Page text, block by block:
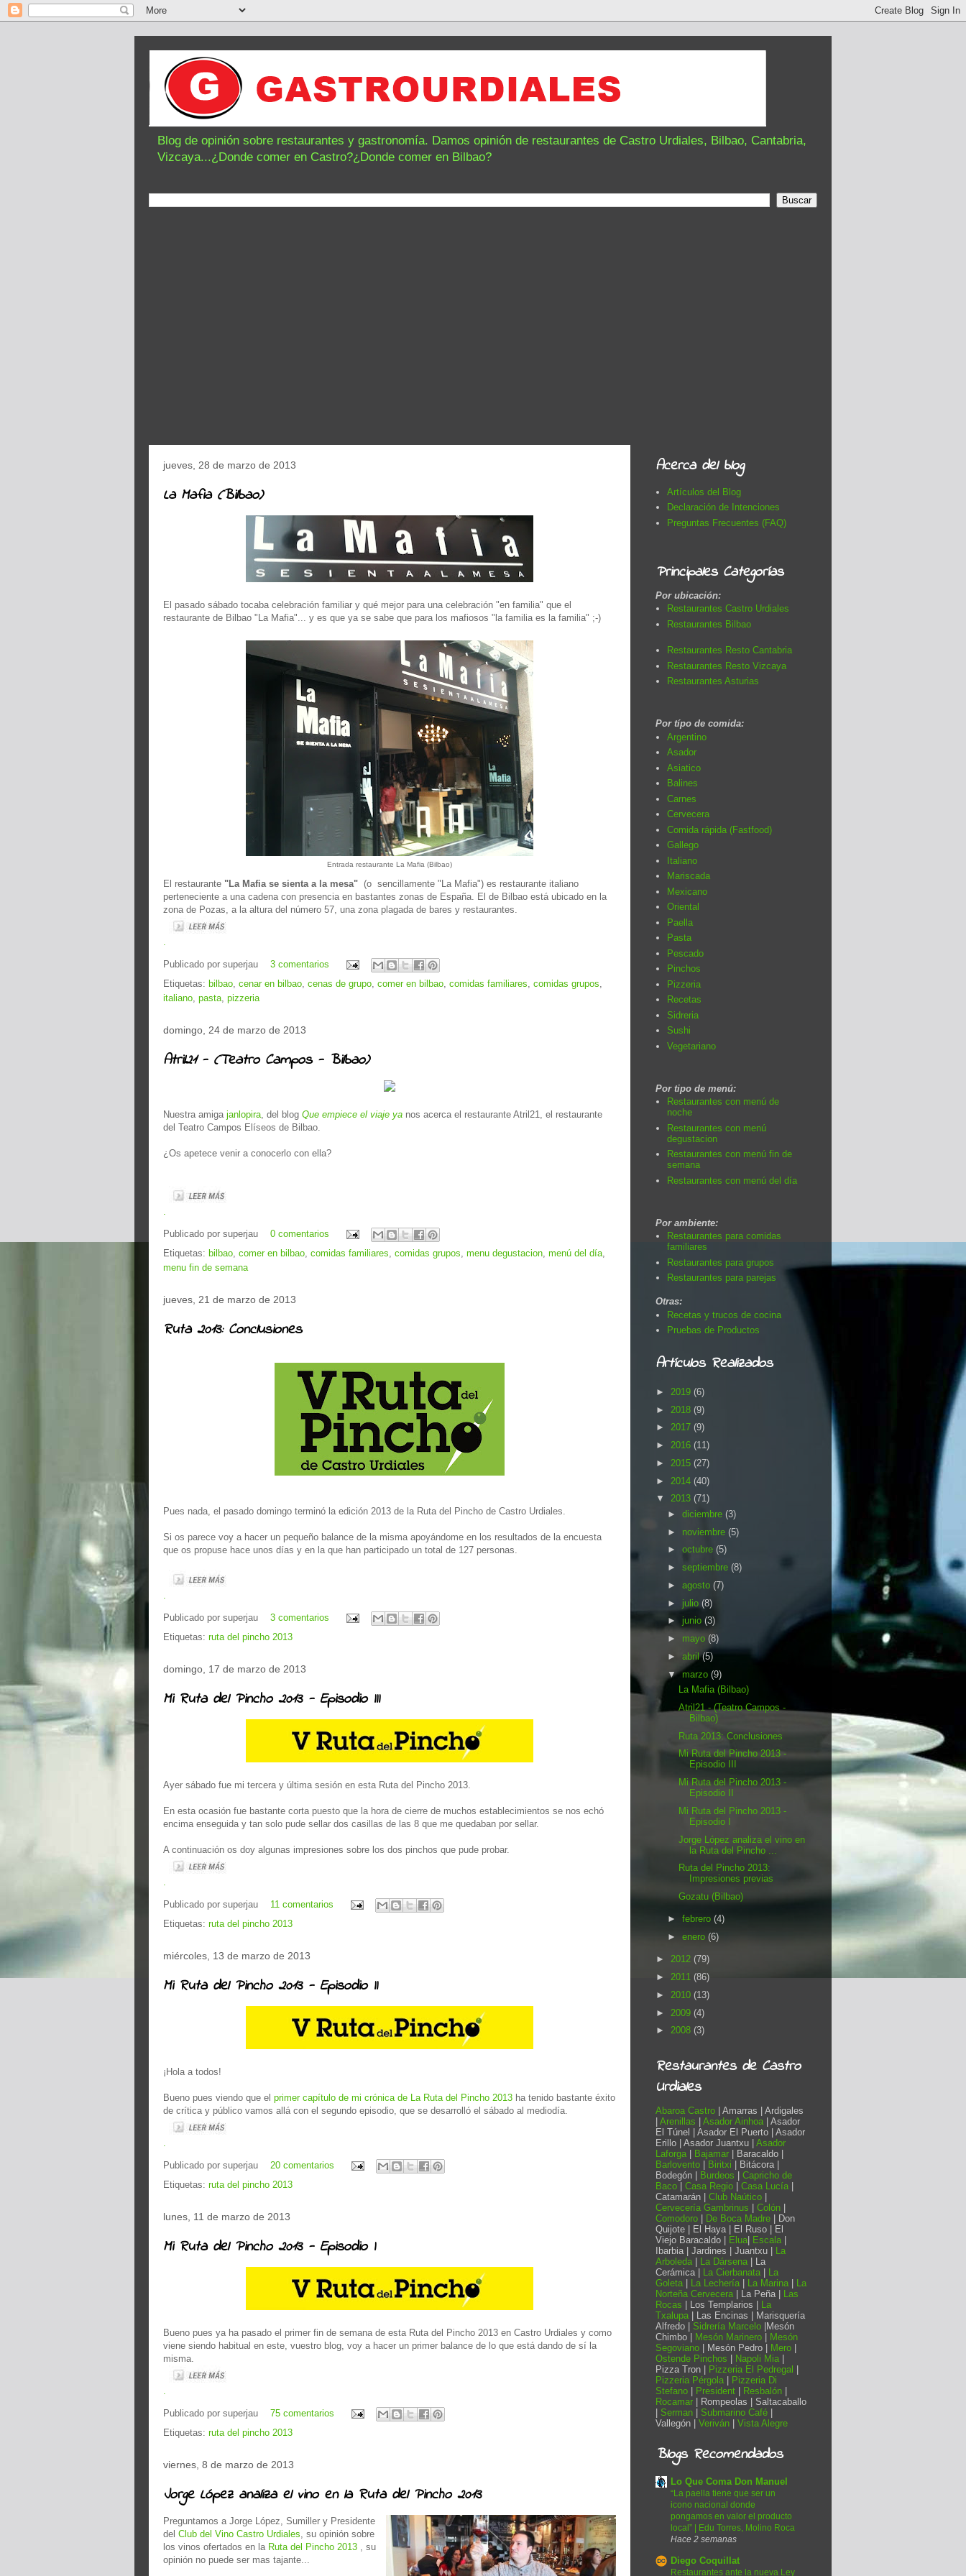
Blog de opinión sobre restaurantes y gastronomía. Damos opinión de restaurantes de Castro Urdiales, Bilbao, Cantabria,
Vizcaya...¿Donde comer en Castro?¿Donde comer en Bilbao?
jueves, 28 de marzo de 2013
La Mafia (Bilbao)
El pasado sábado tocaba celebración familiar y qué mejor para una celebración "en familia" que el
restaurante de Bilbao "La Mafia"... y es que ya se sabe que para los mafiosos "la familia es la familia" ;-)
Entrada restaurante La Mafia (Bilbao)
El restaurante "La Mafia se sienta a la mesa" (o sencillamente "La Mafia") es restaurante italiano
perteneciente a una cadena con presencia en bastantes zonas de España. El de Bilbao está ubicado en la
zona de Pozas, a la altura del número 57, una zona plagada de bares y restaurantes.
Publicado por superjau
3 comentarios
Etiquetas: bilbao cenar en bilbao cenas de grupo comer en bilbao comidas familiares comidas grupos
italiano pasta pizzeria
domingo, 24 de marzo de 2013
Atril21 - (Teatro Campos - Bilbao)
Nuestra amiga janlopira , del blog Que empiece el viaje ya nos acerca el restaurante Atril21, el restaurante
del Teatro Campos Elíseos de Bilbao.
¿Os apetece venir a conocerlo con ella?
Publicado por superjau
0 comentarios
Etiquetas: bilbao comer en bilbao comidas familiares comidas grupos menu degustacion menú del día
menu fin de semana
jueves, 21 de marzo de 2013
Ruta 2013: Conclusiones
Pues nada, el pasado domingo terminó la edición 2013 de la Ruta del Pincho de Castro Urdiales.
Si os parece voy a hacer un pequeño balance de la misma apoyándome en los resultados de la encuesta
que os propuse hace unos días y en la que han participado un total de 127 personas.
Publicado por superjau
3 comentarios
Etiquetas: ruta del pincho 2013
domingo, 17 de marzo de 2013
Mi Ruta del Pincho 2013 - Episodio III
Ayer sábado fue mi tercera y última sesión en esta Ruta del Pincho 2013.
En esta ocasión fue bastante corta puesto que la hora de cierre de muchos establecimientos se nos echó
encima enseguida y tan solo pude sellar dos casillas de las 8 que me quedaban por sellar.
A continuación os doy algunas impresiones sobre los dos pinchos que pude probar.
Publicado por superjau
11 comentarios
Etiquetas: ruta del pincho 2013
miércoles, 13 de marzo de 2013
Mi Ruta del Pincho 2013 - Episodio II
¡Hola a todos!
Bueno pues viendo que el primer capítulo de mi crónica de La Ruta del Pincho 2013 ha tenido bastante éxito
de crítica y público vamos allá con el segundo episodio, que se desarrolló el sábado al mediodía.
Publicado por superjau
20 comentarios
Etiquetas: ruta del pincho 2013
lunes, 11 de marzo de 2013
Mi Ruta del Pincho 2013 - Episodio I
Bueno pues ya ha pasado el primer fin de semana de esta Ruta del Pincho 2013 en Castro Urdiales y como
viene siendo habitual en este, vuestro blog, voy a hacer un primer balance de lo que está dando de sí la
misma.
Publicado por superjau
75 comentarios
Etiquetas: ruta del pincho 2013
viernes, 8 de marzo de 2013
Jorge López analiza el vino en la Ruta del Pincho 2013
Preguntamos a Jorge López, Sumiller y Presidente
del Club del Vino Castro Urdiales , su opinión sobre
los vinos ofertados en la Ruta del Pincho 2013 , su
opinión no puede ser mas tajante...
Acerca del blog
Artículos del Blog
Declaración de Intenciones
Preguntas Frecuentes (FAQ)
Principales Categorías
Por ubicación:
Restaurantes Castro Urdiales
Restaurantes Bilbao
Restaurantes Resto Cantabria
Restaurantes Resto Vizcaya
Restaurantes Asturias
Por típo de comida:
Argentino
Asador
Asiatico
Balines
Carnes
Cervecera
Comida rápida (Fastfood)
Gallego
Italiano
Mariscada
Mexicano
Oriental
Paella
Pasta
Pescado
Pinchos
Pizzeria
Recetas
Sidreria
Sushi
Vegetariano
Por tipo de menú:
Restaurantes con menú de
noche
Restaurantes con menú
degustacion
Restaurantes con menú fin de
semana
Restaurantes con menú del día
Por ambiente:
Restaurantes para comidas
familiares
Restaurantes para grupos
Restaurantes para parejas
Otras:
Recetas y trucos de cocina
Pruebas de Productos
Artículos Realizados
► 2019 (6)
► 2018 (9)
► 2017 (9)
► 2016 (11)
► 2015 (27)
► 2014 (40)
▼ 2013 (71)
► diciembre (3)
► noviembre (5)
► octubre (5)
► septiembre (8)
► agosto (7)
► julio (8)
► junio (3)
► mayo (8)
► abril(5)
▼marzo (9)
La Mafia (Bilbao)
Atril21 - (Teatro Campos -
Bilbao)
Ruta 2013: Conclusiones
Mi Ruta del Pincho 2013 -
Episodio III
Mi Ruta del Pincho 2013 -
Episodio II
Mi Ruta del Pincho 2013 -
Episodio I
Jorge López analiza el vino en
la Ruta del Pincho ...
Ruta del Pincho 2013:
Impresiones previas
Gozatu (Bilbao)
► febrero (4)
► enero (6)
► 2012 (79)
► 2011 (86)
► 2010 (13)
► 2009 (4)
► 2008 (3)
Restaurantes de Castro
Urdiales
Abaroa Castro | Amarras | Ardigales
Arenillas Asador Ainhoa | Asador
El Túnel | Asador El Puerto | Asador
Erillo | Asador Juantxu |
Asador
Laforga
Bajamar
| Baracaldo |
Barlovento
Biritxi
| Bitácora |
Bodegón |
Burdeos
Capricho de
Baco
Casa Regio Casa Lucía
Catamarán | Club Naútico
Cervecería Gambrinus
Colón
Comodoro
De Boca Madre | Don
Quijote | El Haya | El Ruso | El
Viejo Baracaldo |
Elua Escala
Ibarbia | Jardines | Juantxu |
La
Arboleda
La Dársena | La
Cerámica |
La Cierbanata
La
Goleta
La Lechería La Marina
La
Norteña Cervecera | La Peña |
Las
Rocas | Los Templarios |
La
Txalupa | Las Encinas | Marisquería
Alfredo | Sidrería Marcelo |Mesón
Chimbo |
Mesón Marinero
Mesón
Segoviano | Mesón Pedro | Mero
Ostende Pinchos
Napoli Mia
Pizza Tron |
Pizzeria El Pedregal
Pizzeria Pérgola
Pizzeria Di
Stefano
President Resbalón
Rocamar
| Rompeolas | Saltacaballo
Serman Submarino Café
Vallegón | Veriván Vista Alegre
Blogs Recomendados
Lo Que Coma Don Manuel
“La paella tiene que ser un
icono nacional donde
pongamos en valor el producto
local” | Edu Torres, Molino Roca
Hace 2 semanas
Diego Coquillat
Restaurantes ante la nueva Ley